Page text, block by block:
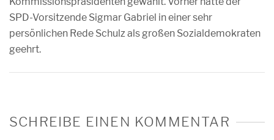
SPD-Vorsitzende Sigmar Gabriel in einer sehr
persönlichen Rede Schulz als großen Sozialdemokraten
geehrt.
SCHREIBE EINEN KOMMENTAR